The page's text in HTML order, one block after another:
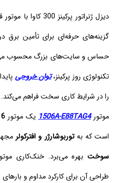
دیزل ژنراتور پرکینز 300 کاوا با موتور قدرتمند
گزینه‌های حرفه‌ای برای تأمین برق
حساس و سایت‌های بزرگ محسوب
تکنولوژی روز پرکینز،توان خروجی
را در شرایط کاری سخت فراهم می‌کند.
موتور1506A-E88TAG4 یک موتور6 سیلندر خطی عمودی
است که بهتوربوشارژر و افترکولر
سوخت بهره می‌برد. خنک‌کاری
طراحی آن برای کارکرد مداوم و